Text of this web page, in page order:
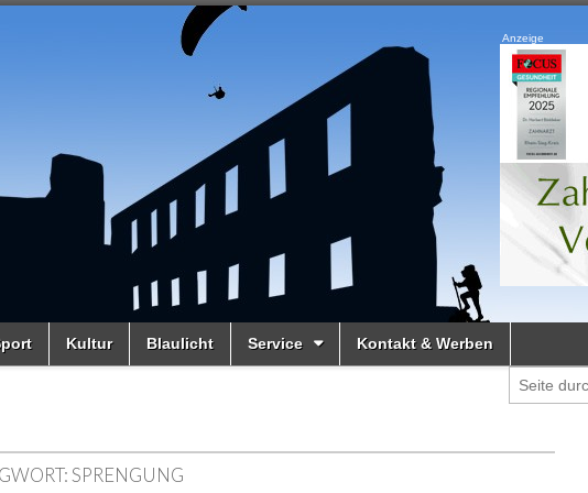
Anzeige
Kultur Blaulicht Service Kontakt & Werben
SPRENGUNG